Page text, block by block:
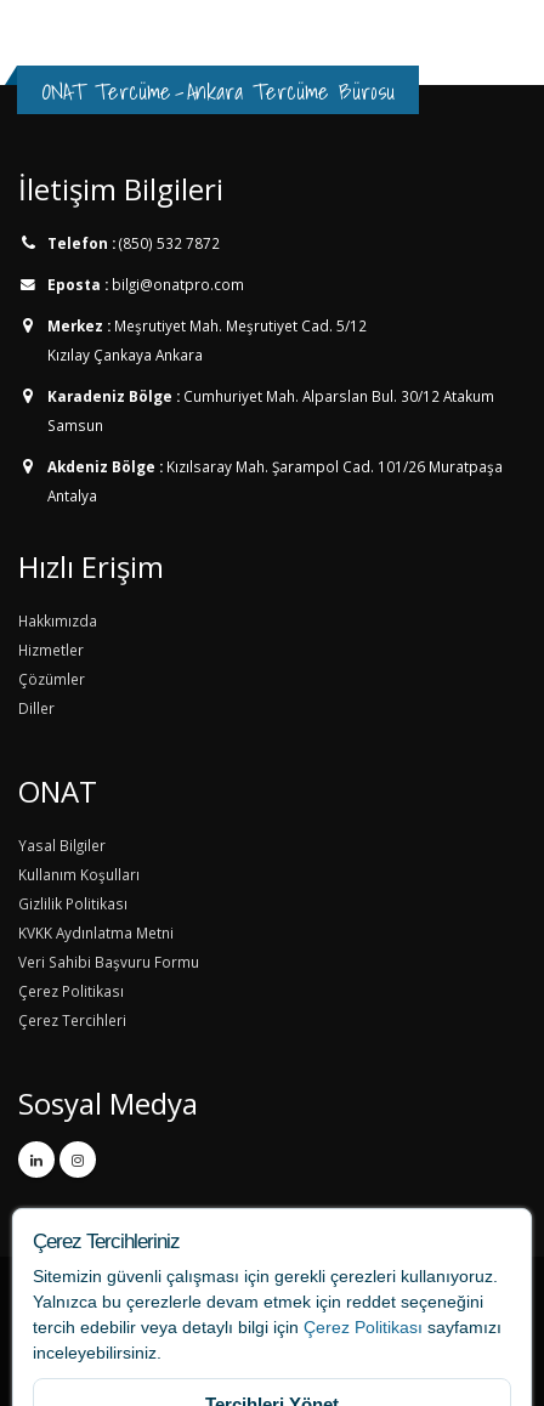
ONAT Tercüme-Ankara Tercüme Bürosu
İletişim Bilgileri
Telefon :(850) 532 7872
Eposta : bilgi@onatpro.com
Merkez : Meşrutiyet Mah. Meşrutiyet Cad. 5/12
Kızılay Çankaya Ankara
Karadeniz Bölge : Cumhuriyet Mah. Alparslan Bul. 30/12 Atakum
Samsun
Akdeniz Bölge : Kızılsaray Mah. Şarampol Cad. 101/26 Muratpaşa
Antalya
Hızlı Erişim
Hakkımızda
Hizmetler
Çözümler
Diller
ONAT
Yasal Bilgiler
Kullanım Koşulları
Gizlilik Politikası
KVKK Aydınlatma Metni
Veri Sahibi Başvuru Formu
Çerez Politikası
Çerez Tercihleri
Sosyal Medya
Çerez Tercihleriniz
Sitemizin güvenli çalışması için gerekli çerezleri kullanıyoruz.
Yalnızca bu çerezlerle devam etmek için reddet seçeneğini
tercih edebilir veya detaylı bilgi için Çerez Politikası sayfamızı
inceleyebilirsiniz.